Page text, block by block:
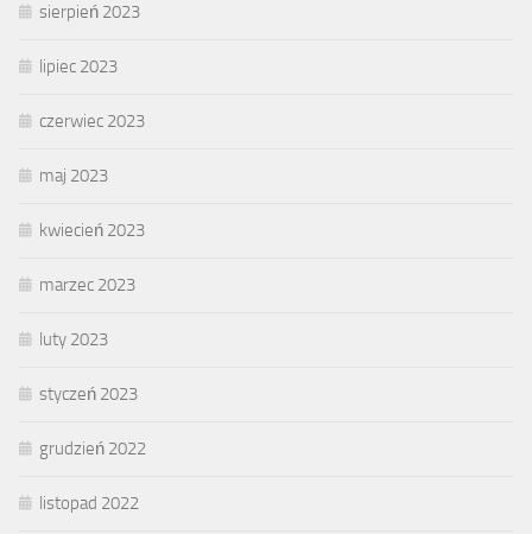
sierpień 2023
lipiec 2023
czerwiec 2023
maj 2023
kwiecień 2023
marzec 2023
luty 2023
styczeń 2023
grudzień 2022
listopad 2022